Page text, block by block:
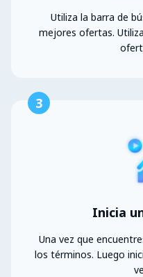
Utiliza la barra de
mejores ofertas.
3
Inicia
Una vez que
los términos. Luego